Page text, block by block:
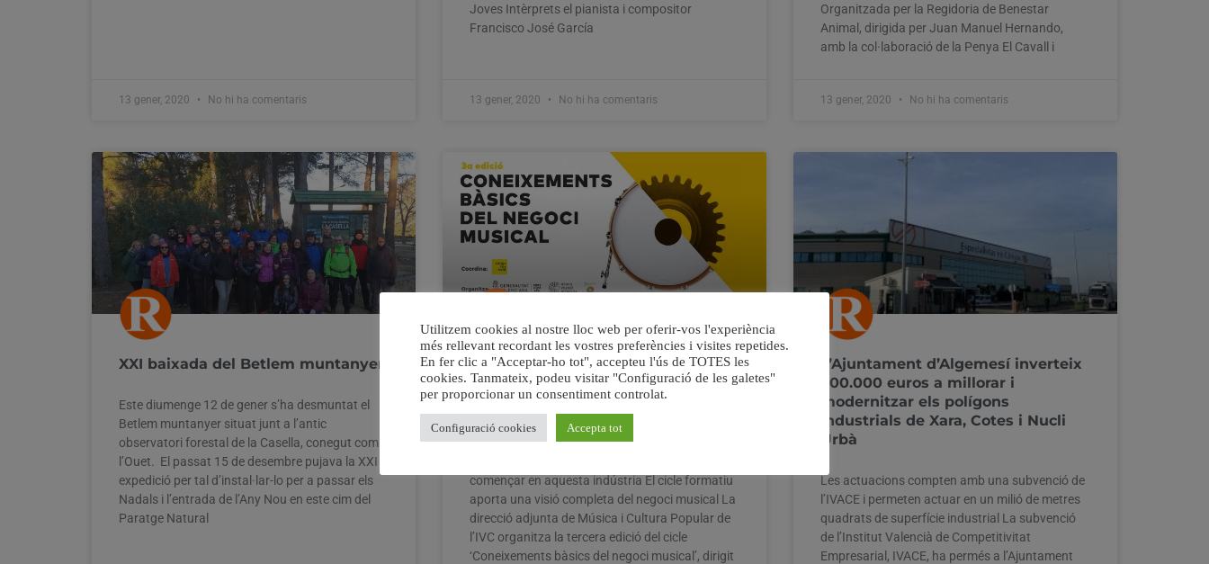
13 gener, 2020 No hi ha comentaris
Joves Intèrprets el pianista i compositor
Francisco José García
13 gener, 2020 No hi ha comentaris
Organitzada per la Regidoria de Benestar
Animal, dirigida per Juan Manuel Hernando,
amb la col·laboració de la Penya El Cavall i
13 gener, 2020 No hi ha comentaris
XXI baixada del Betlem muntanyer
Este diumenge 12 de gener s’ha desmuntat el
Betlem muntanyer situat junt a l’antic
observatori forestal de la Casella, conegut com
l’Ouet. El passat 15 de desembre pujava la XXI
expedició per tal d’instal·lar-lo per a passar els
Nadals i l’entrada de l’Any Nou en este cim del
Paratge Natural
L’Institut Valencià de Cultura
organitza la tercera edició de
‘Coneixements bàsics del negoci
musical’
començar en aquesta indústria El cicle formatiu
aporta una visió completa del negoci musical La
direcció adjunta de Música i Cultura Popular de
l’IVC organitza la tercera edició del cicle
‘Coneixements bàsics del negoci musical’, dirigit
L’Ajuntament d’Algemesí inverteix
700.000 euros a millorar i
modernitzar els polígons
industrials de Xara, Cotes i Nucli
Urbà
Les actuacions compten amb una subvenció de
l’IVACE i permeten actuar en un milió de metres
quadrats de superfície industrial La subvenció
de l’Institut Valencià de Competitivitat
Empresarial, IVACE, ha permés a l’Ajuntament
Utilitzem cookies al nostre lloc web per oferir-vos l'experiència
més rellevant recordant les vostres preferències i visites repetides.
En fer clic a "Acceptar-ho tot", accepteu l'ús de TOTES les
cookies. Tanmateix, podeu visitar "Configuració de les galetes"
per proporcionar un consentiment controlat.
Configuració cookies Accepta tot